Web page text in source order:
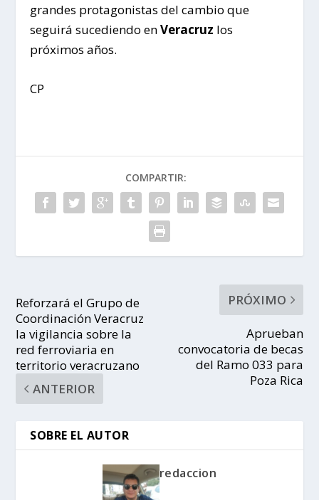
grandes protagonistas del cambio que
seguirá sucediendo enVeracruz los
próximos años.
CP
COMPARTIR:
Reforzará el Grupo de
Coordinación Veracruz
la vigilancia sobre la
red ferroviaria en
territorio veracruzano
ANTERIOR
PRÓXIMO
Aprueban
convocatoria de becas
del Ramo 033 para
Poza Rica
SOBRE EL AUTOR
redaccion